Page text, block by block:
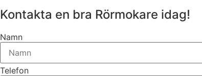
Kontakta en bra Rörmokare idag!
Namn
Telefon